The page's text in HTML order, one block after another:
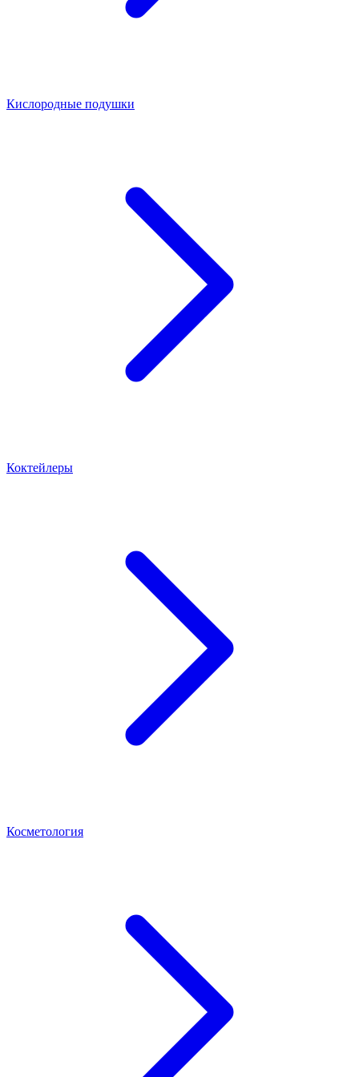
Кислородные подушки
Коктейлеры
Косметология